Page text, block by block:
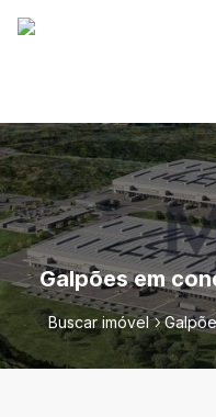
Galpões em
Buscar imóvel